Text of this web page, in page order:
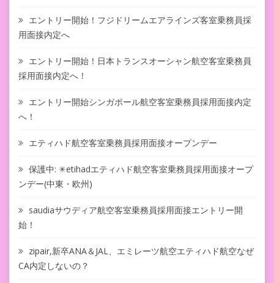
エントリー開始！フジドリームエアラインズ客室乗務員採
用面接内定へ
エントリー開始！日本トランスオーシャン航空客室乗務員
採用面接内定へ！
エントリー開始シンガポール航空客室乗務員採用面接内定
へ！
エティハド航空客室乗務員採用面接オープンデー
保護中: ✳︎etihadエティハド航空客室乗務員採用面接オープ
ンデー(中東・欧州)
saudiaサウディア航空客室乗務員採用面接エントリー開
始！
zipair,新卒ANA＆JAL、エミレーツ航空エティハド航空なぜ
CA内定しないの？